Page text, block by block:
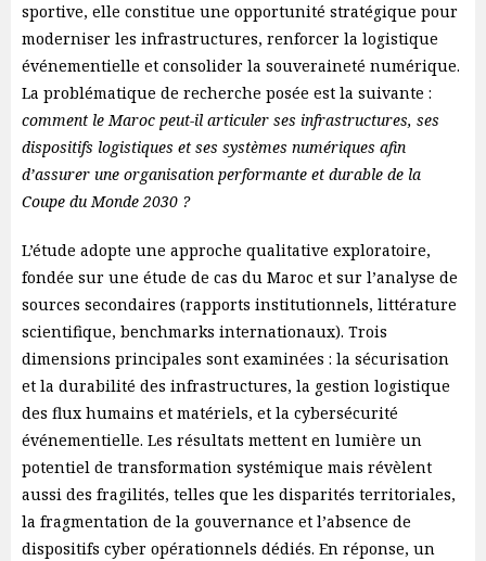
sportive, elle constitue une opportunité stratégique pour
moderniser les infrastructures, renforcer la logistique
événementielle et consolider la souveraineté numérique.
La problématique de recherche posée est la suivante :
comment le Maroc peut-il articuler ses infrastructures, ses
dispositifs logistiques et ses systèmes numériques afin
d’assurer une organisation performante et durable de la
Coupe du Monde 2030 ?
L’étude adopte une approche qualitative exploratoire,
fondée sur une étude de cas du Maroc et sur l’analyse de
sources secondaires (rapports institutionnels, littérature
scientifique, benchmarks internationaux). Trois
dimensions principales sont examinées : la sécurisation
et la durabilité des infrastructures, la gestion logistique
des flux humains et matériels, et la cybersécurité
événementielle. Les résultats mettent en lumière un
potentiel de transformation systémique mais révèlent
aussi des fragilités, telles que les disparités territoriales,
la fragmentation de la gouvernance et l’absence de
dispositifs cyber opérationnels dédiés. En réponse, un